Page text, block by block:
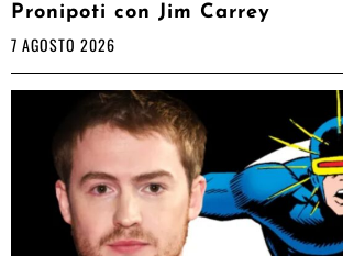
Pronipoti con Jim Carrey
7 AGOSTO 2026